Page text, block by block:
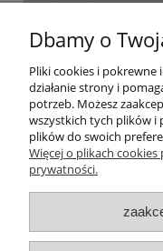
Dbamy o
Pliki cookies i
działanie strony i
potrzeb. Możesz
wszystkich tych plików i
plików do swoich
Więcej o plikach cookies
prywatności.